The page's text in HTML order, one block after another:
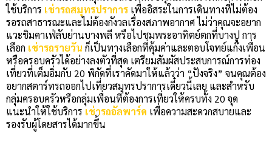
ใช้บริการ เช่ารถสมุทรปราการ เพื่ออิสระในการเดินทางที่ไม่ต้อง
รอรถสาธารณะและไม่ต้องกังวลเรื่องสภาพอากาศ ไม่ว่าคุณจะอยาก
แวะชิมคาเฟ่ลับย่านบางพลี หรือไปชมพระอาทิตย์ตกที่บางปู การ
เลือก เช่ารถรายวัน ก็เป็นทางเลือกที่คุ้มค่าและตอบโจทย์แก๊งเพื่อน
หรือครอบครัวได้อย่างลงตัวที่สุด เตรียมสัมผัสประสบการณ์การท่อง
เที่ยวที่เต็มอิ่มกับ 20 พิกัดที่เราคัดมาให้แล้วว่า “ปังจริง” จนคุณต้อง
อยากสตาร์ทรถออกไปเที่ยวสมุทรปราการเดี๋ยวนี้เลย และสำหรับ
กลุ่มครอบครัวหรือกลุ่มเพื่อนที่ต้องการเที่ยวให้ครบทั้ง 20 จุด
แนะนำให้ใช้บริการ เช่ารถอัลพาร์ด เพื่อความสะดวกสบายและ
รองรับผู้โดยสารได้มากขึ้น